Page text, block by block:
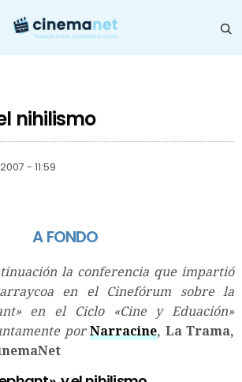
nihilismo
- 11:59
A FONDO
la conferencia que impartió
en el Cinefórum sobre la
en el Ciclo «Cine y Eduación»
por Narracine, La Trama,